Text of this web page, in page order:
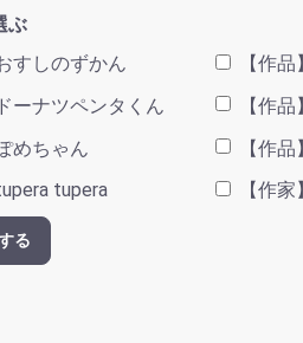
ぶ
すしのずかん
【作
ーナツペンタくん
【作
めちゃん
【作
tupera
【作
る